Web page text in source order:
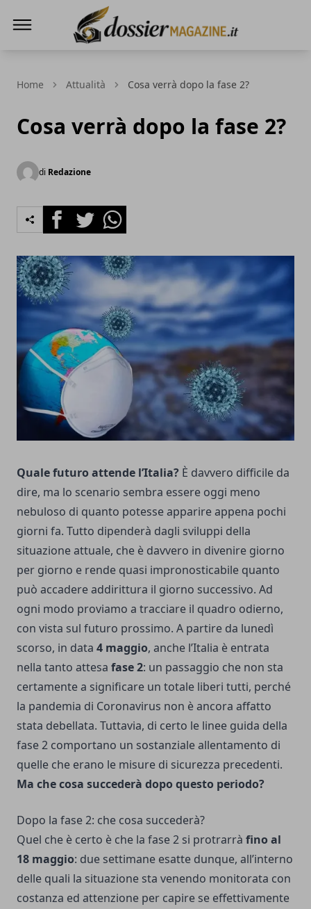
Home Attualità Cosa verrà dopo la fase 2?
Cosa verrà dopo la fase 2?
di Redazione
FacebookTwitterWhatsapp
Quale futuro attende l’Italia? È davvero difficile da
dire, ma lo scenario sembra essere oggi meno
nebuloso di quanto potesse apparire appena pochi
giorni fa. Tutto dipenderà dagli sviluppi della
situazione attuale, che è davvero in divenire giorno
per giorno e rende quasi impronosticabile quanto
può accadere addirittura il giorno successivo. Ad
ogni modo proviamo a tracciare il quadro odierno,
con vista sul futuro prossimo. A partire da lunedì
scorso, in data 4 maggio, anche l’Italia è entrata
nella tanto attesa fase 2: un passaggio che non sta
certamente a significare un totale liberi tutti, perché
la pandemia di Coronavirus non è ancora affatto
stata debellata. Tuttavia, di certo le linee guida della
fase 2 comportano un sostanziale allentamento di
quelle che erano le misure di sicurezza precedenti.
Ma che cosa succederà dopo questo periodo?
Dopo la fase 2: che cosa succederà?
Quel che è certo è che la fase 2 si protrarrà fino al
18 maggio: due settimane esatte dunque, all’interno
delle quali la situazione sta venendo monitorata con
costanza ed attenzione per capire se effettivamente